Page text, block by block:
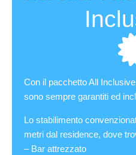
Con il pacchetto All
sono sempre garantiti ed
Lo stabilimento
metri dal residence, dove
– Bar attrezzato